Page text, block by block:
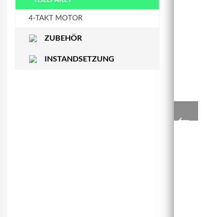
STEUERKETTENSCHIENEWASSERPUMPE
4-TAKT MOTOR
ZUBEHÖR
INSTANDSETZUNG